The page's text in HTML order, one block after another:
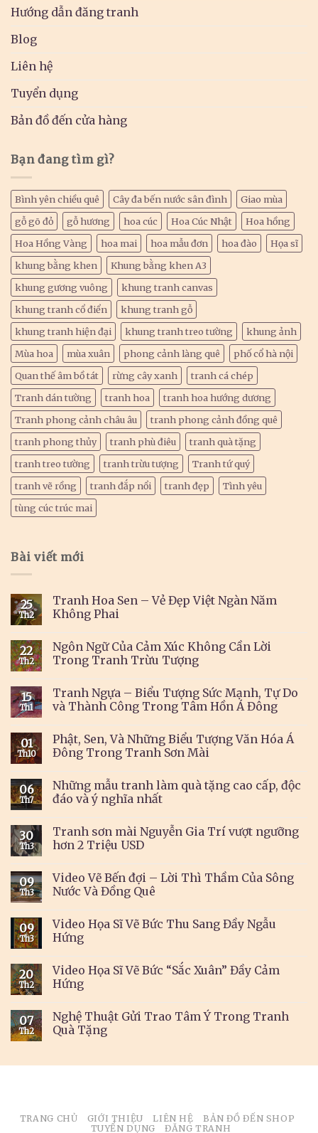
Hướng dẫn đăng tranh
Blog
Liên hệ
Tuyển dụng
Bản đồ đến cửa hàng
Bạn đang tìm gì?
Bình yên chiều quê Cây đa bến nước sân đình
Giao mùa
gỗ gõ đỏ
gỗ hương hoa cúc Hoa Cúc Nhật
Hoa hồng
Hoa Hồng Vàng
hoa mai hoa mẫu đơn hoa đào
Họa sĩ
khung bằng khen
Khung bằng khen A3
khung gương vuông
khung tranh canvas
khung tranh cổ điển
khung tranh gỗ
khung tranh hiện đại
khung tranh treo tường
khung ảnh
Mùa hoa
mùa xuân phong cảnh làng quê
phố cổ hà nội
Quan thế âm bồ tát
rừng cây xanh
tranh cá chép
Tranh dán tường
tranh hoa
tranh hoa hướng dương
Tranh phong cảnh châu âu
tranh phong cảnh đồng quê
tranh phong thủy
tranh phù điêu
tranh quà tặng
tranh treo tường
tranh trừu tượng
Tranh tứ quý
tranh vẽ rồng
tranh đắp nổi tranh đẹp
Tình yêu
tùng cúc trúc mai
Bài viết mới
25
Th2
Tranh Hoa Sen – Vẻ Đẹp Việt Ngàn Năm
Không Phai
22
Th2
Ngôn Ngữ Của Cảm Xúc Không Cần Lời
Trong Tranh Trừu Tượng
15
Th1
Tranh Ngựa – Biểu Tượng Sức Mạnh, Tự Do
và Thành Công Trong Tâm Hồn Á Đông
01
Th10
Phật, Sen, Và Những Biểu Tượng Văn Hóa Á
Đông Trong Tranh Sơn Mài
06
Th7
Những mẫu tranh làm quà tặng cao cấp, độc
đáo và ý nghĩa nhất
30
Th3
Tranh sơn mài Nguyễn Gia Trí vượt ngưỡng
hơn 2 Triệu USD
09
Th3
Video Vẽ Bến đợi – Lời Thì Thầm Của Sông
Nước Và Đồng Quê
09
Th3
Video Họa Sĩ Vẽ Bức Thu Sang Đầy Ngẫu
Hứng
20
Th2
Video Họa Sĩ Vẽ Bức “Sắc Xuân” Đầy Cảm
Hứng
07
Th2
Nghệ Thuật Gửi Trao Tâm Ý Trong Tranh
Quà Tặng
TRANG CHỦ GIỚI THIỆU LIÊN HỆ
BẢN ĐỒ ĐẾN SHOP
TUYỂN DỤNG
ĐĂNG TRANH